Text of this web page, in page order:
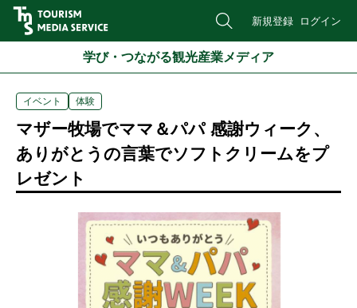
新規登録 ログイン
学び・つながる観光産業メディア
イベント 体験
マザー牧場でママ＆パパ 感謝ウィーク、
ありがとうの言葉でソフトクリームをプ
レゼント